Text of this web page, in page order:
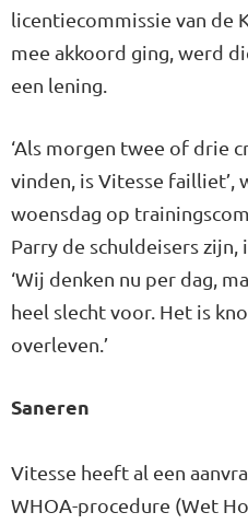
licentiecommissie van de
mee akkoord ging, werd
een lening.
‘Als morgen twee of drie
vinden, is Vitesse failliet’,
woensdag op
Parry de schuldeisers zijn,
‘Wij denken nu per dag,
heel slecht voor. Het is
overleven.’
Saneren
Vitesse heeft al een
WHOA-procedure (Wet